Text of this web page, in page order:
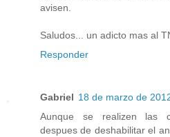
avisen.
Saludos... un adicto mas al
Responder
Gabriel 18 de marzo de
Aunque se realizen las
despues de deshabilitar el